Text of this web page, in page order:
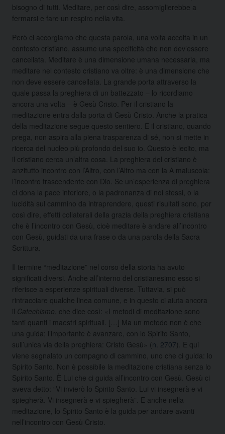
bisogno di tutti. Meditare, per così dire, assomiglierebbe a
fermarsi e fare un respiro nella vita.
Però ci accorgiamo che questa parola, una volta accolta in un
contesto cristiano, assume una specificità che non dev’essere
cancellata. Meditare è una dimensione umana necessaria, ma
meditare nel contesto cristiano va oltre: è una dimensione che
non deve essere cancellata. La grande porta attraverso la
quale passa la preghiera di un battezzato – lo ricordiamo
ancora una volta – è Gesù Cristo. Per il cristiano la
meditazione entra dalla porta di Gesù Cristo. Anche la pratica
della meditazione segue questo sentiero. E il cristiano, quando
prega, non aspira alla piena trasparenza di sé, non si mette in
ricerca del nucleo più profondo del suo io. Questo è lecito, ma
il cristiano cerca un’altra cosa. La preghiera del cristiano è
anzitutto incontro con l’Altro, con l’Altro ma con la A maiuscola:
l’incontro trascendente con Dio. Se un’esperienza di preghiera
ci dona la pace interiore, o la padronanza di noi stessi, o la
lucidità sul cammino da intraprendere, questi risultati sono, per
così dire, effetti collaterali della grazia della preghiera cristiana
che è l’incontro con Gesù, cioè meditare è andare all’incontro
con Gesù, guidati da una frase o da una parola della Sacra
Scrittura.
Il termine “meditazione” nel corso della storia ha avuto
significati diversi. Anche all’interno del cristianesimo esso si
riferisce a esperienze spirituali diverse. Tuttavia, si può
rintracciare qualche linea comune, e in questo ci aiuta ancora
il Catechismo , che dice così: «I metodi di meditazione sono
tanti quanti i maestri spirituali. […] Ma un metodo non è che
una guida; l’importante è avanzare, con lo Spirito Santo,
sull’unica via della preghiera: Cristo Gesù» (n. 2707). E qui
viene segnalato un compagno di cammino, uno che ci guida: lo
Spirito Santo. Non è possibile la meditazione cristiana senza lo
Spirito Santo. È Lui che ci guida all’incontro con Gesù. Gesù ci
aveva detto: “Vi invierò lo Spirito Santo. Lui vi insegnerà e vi
spiegherà. Vi insegnerà e vi spiegherà”. E anche nella
meditazione, lo Spirito Santo è la guida per andare avanti
nell’incontro con Gesù Cristo.